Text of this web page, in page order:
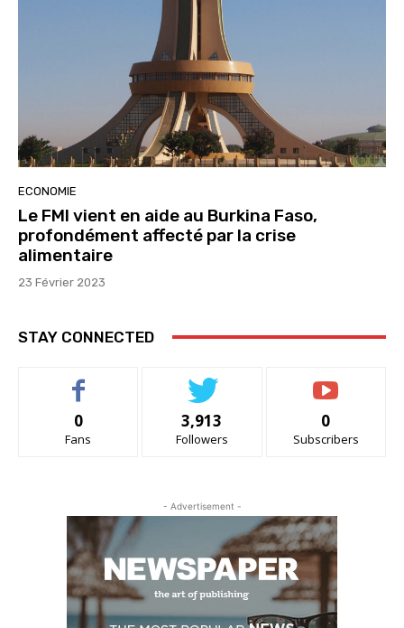
ECONOMIE
Le FMI vient en aide au Burkina Faso,
profondément affecté par la crise
alimentaire
23 Février 2023
STAY CONNECTED
0
Fans
3,913
Followers
0
Subscribers
- Advertisement -